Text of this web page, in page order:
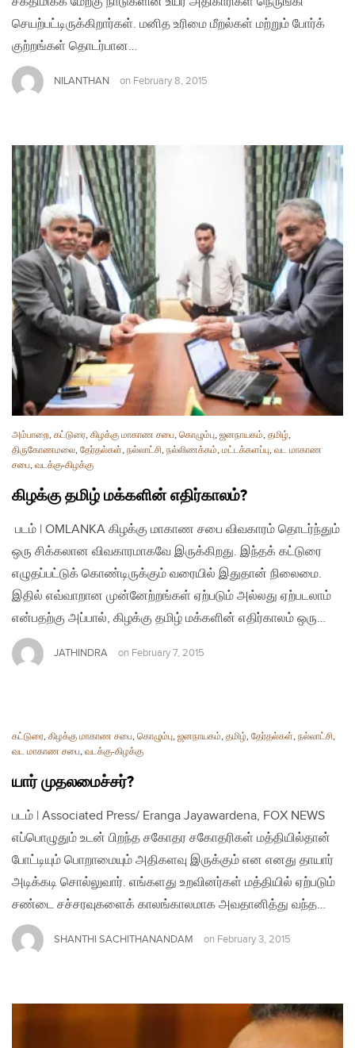
செயற்பட்டிருக்கிறார்கள். மனித உரிமை மீறல்கள் மற்றும் போர்க்
குற்றங்கள் தொடர்பான…
NILANTHAN on February 8, 2015
அம்பாறை, கட்டுரை, கிழக்கு மாகாண சபை, கொழும்பு, ஜனநாயகம், தமிழ்,
திருகோணமலை, தேர்தல்கள், நல்லாட்சி, நல்லிணக்கம், மட்டக்களப்பு, வட மாகாண
சபை, வடக்கு-கிழக்கு
கிழக்கு தமிழ் மக்களின் எதிர்காலம்?
படம் | OMLANKA கிழக்கு மாகாண சபை விவகாரம் தொடர்ந்தும்
ஒரு சிக்கலான விவகாரமாகவே இருக்கிறது. இந்தக் கட்டுரை
எழுதப்பட்டுக் கொண்டிருக்கும் வரையில் இதுதான் நிலைமை.
இதில் எவ்வாறான முன்னேற்றங்கள் ஏற்படும் அல்லது ஏற்படலாம்
என்பதற்கு அப்பால், கிழக்கு தமிழ் மக்களின் எதிர்காலம் ஒரு…
JATHINDRA on February 7, 2015
கட்டுரை, கிழக்கு மாகாண சபை, கொழும்பு, ஜனநாயகம், தமிழ், தேர்தல்கள், நல்லாட்சி,
வட மாகாண சபை, வடக்கு-கிழக்கு
யார் முதலமைச்சர்?
படம் | Associated Press/ Eranga Jayawardena, FOX NEWS
எப்பொழுதும் உடன் பிறந்த சகோதர சகோதரிகள் மத்தியில்தான்
போட்டியும் பொறாமையும் அதிகளவு இருக்கும் என எனது தாயார்
அடிக்கடி சொல்லுவார். எங்களது உறவினர்கள் மத்தியில் ஏற்படும்
சண்டை சச்சரவுகளைக் காலங்காலமாக அவதானித்து வந்த…
SHANTHI SACHITHANANDAM on February 3, 2015